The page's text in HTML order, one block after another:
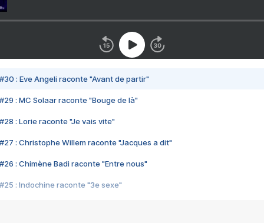
#30 : Eve Angeli raconte "Avant de partir"
#29 : MC Solaar raconte "Bouge de là"
#28 : Lorie raconte "Je vais vite"
#27 : Christophe Willem raconte "Jacques a dit"
#26 : Chimène Badi raconte "Entre nous"
#25 : Indochine raconte "3e sexe"